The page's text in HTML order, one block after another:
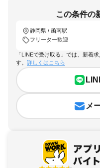
この条件の
静岡県 / 函南駅
フリーター歓迎
「LINEで受け取る」では、新着
す。 詳しくはこちら
メ